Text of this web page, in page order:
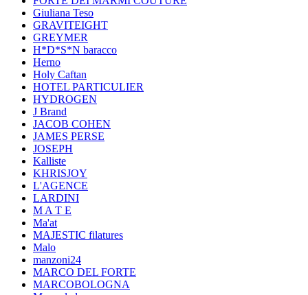
Giuliana Teso
GRAVITEIGHT
GREYMER
H*D*S*N baracco
Herno
Holy Caftan
HOTEL PARTICULIER
HYDROGEN
J Brand
JACOB COHEN
JAMES PERSE
JOSEPH
Kalliste
KHRISJOY
L'AGENCE
LARDINI
M A T E
Ma'at
MAJESTIC filatures
Malo
manzoni24
MARCO DEL FORTE
MARCOBOLOGNA